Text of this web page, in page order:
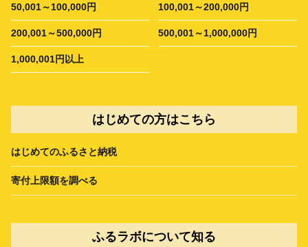
50,001～100,000円 100,001～200,000円
200,001～500,000円 500,001～1,000,000円
1,000,001円以上
はじめての方はこちら
はじめてのふるさと納税
寄付上限額を調べる
ふるラボについて知る